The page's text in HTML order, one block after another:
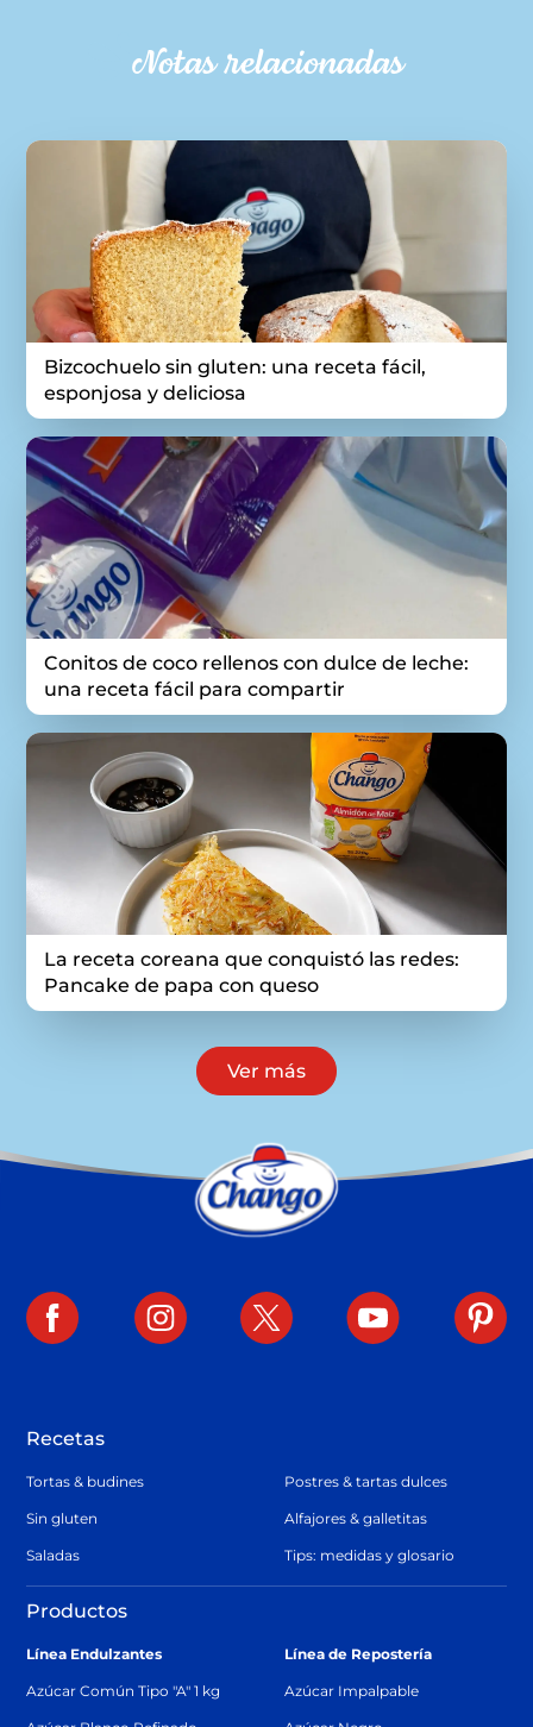
Notas relacionadas
Bizcochuelo sin gluten: una receta fácil,
esponjosa y deliciosa
Conitos de coco rellenos con dulce de leche:
una receta fácil para compartir
La receta coreana que conquistó las redes:
Pancake de papa con queso
Ver más
Recetas
Tortas & budines Postres & tartas dulces
Sin gluten Alfajores & galletitas
Saladas Tips: medidas y glosario
Productos
Línea Endulzantes
Azúcar Común Tipo "A" 1 kg
Línea de Repostería
Azúcar Impalpable